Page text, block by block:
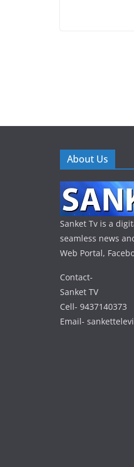
About Us
Sanket Tv is a
seamless news
Web Portal,
Contact-
Sanket TV
Cell- 9437140373
Email-